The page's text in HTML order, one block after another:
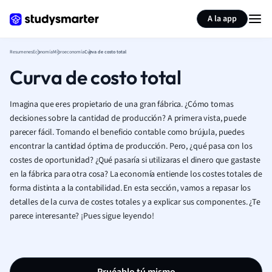
A la app
ResumenesEconomíaMicroeconomíaCurva de costo total
Curva de costo total
Imagina que eres propietario de una gran fábrica. ¿Cómo tomas
decisiones sobre la cantidad de producción? A primera vista, puede
parecer fácil. Tomando el beneficio contable como brújula, puedes
encontrar la cantidad óptima de producción. Pero, ¿qué pasa con los
costes de oportunidad? ¿Qué pasaría si utilizaras el dinero que gastaste
en la fábrica para otra cosa? La economía entiende los costes totales de
forma distinta a la contabilidad. En esta sección, vamos a repasar los
detalles de la curva de costes totales y a explicar sus componentes. ¿Te
parece interesante? ¡Pues sigue leyendo!
Resumir página